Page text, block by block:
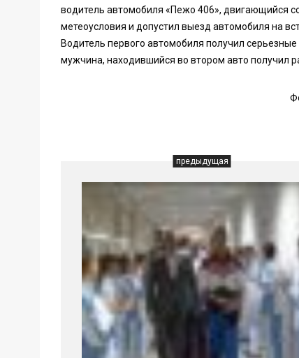
водитель автомобиля «Пежо 406», двигающийся
метеоусловия и допустил выезд автомобиля на
Водитель первого автомобиля получил
мужчина, находившийся во втором авто получил
предыдущая